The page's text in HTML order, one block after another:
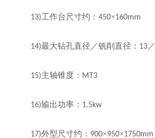
13)工作台尺寸约： 450×160mm
14)最大钻孔直径／铣削直径： 13 ／
15)主轴锥度： MT3
16)输出功率： 1.5kw
17)外型尺寸约： 900×950×1750mm